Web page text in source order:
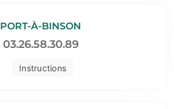
Instructions
PORT-À-BINSON
03.26.58.30.89